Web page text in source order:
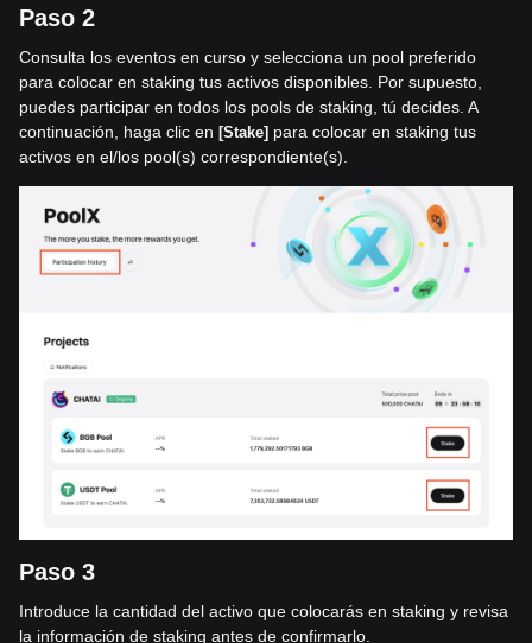
Paso 2
Consulta los eventos en curso y selecciona un pool preferido
para colocar en staking tus activos disponibles. Por supuesto,
puedes participar en todos los pools de staking, tú decides. A
continuación, haga clic en [Stake] para colocar en staking tus
activos en el/los pool(s) correspondiente(s).
Paso 3
Introduce la cantidad del activo que colocarás en staking y revisa
la información de staking antes de confirmarlo.